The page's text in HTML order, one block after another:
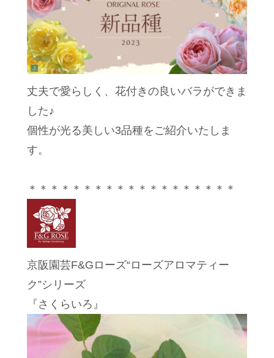
丈夫で愛らしく、花付きの良いバラができま
した♪
個性が光る美しい3品種をご紹介いたしま
す。
＊＊＊＊＊＊＊＊＊＊＊＊＊＊＊＊＊＊＊
京阪園芸F&Gローズ“ローズアロマティー
ク”シリーズ
『さくらいろ』